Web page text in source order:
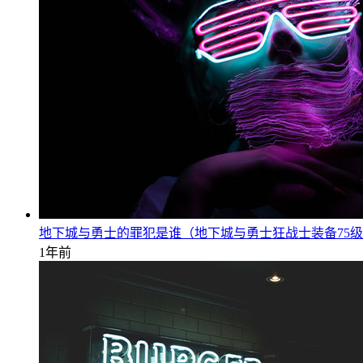
地下城与勇士的罪犯是谁（地下城与勇士狂战士装备75
1年前